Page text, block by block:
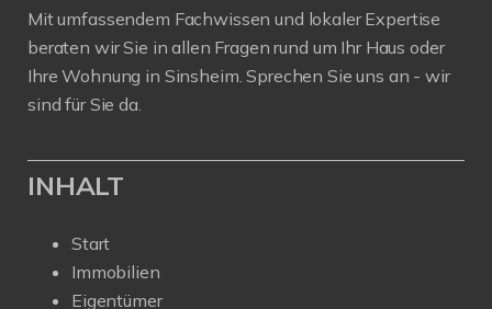
Mit umfassendem Fachwissen und lokaler Expertise
beraten wir Sie in allen Fragen rund um Ihr Haus oder
Ihre Wohnung in Sinsheim. Sprechen Sie uns an - wir
sind für Sie da.
INHALT
Start
Immobilien
Eigentümer